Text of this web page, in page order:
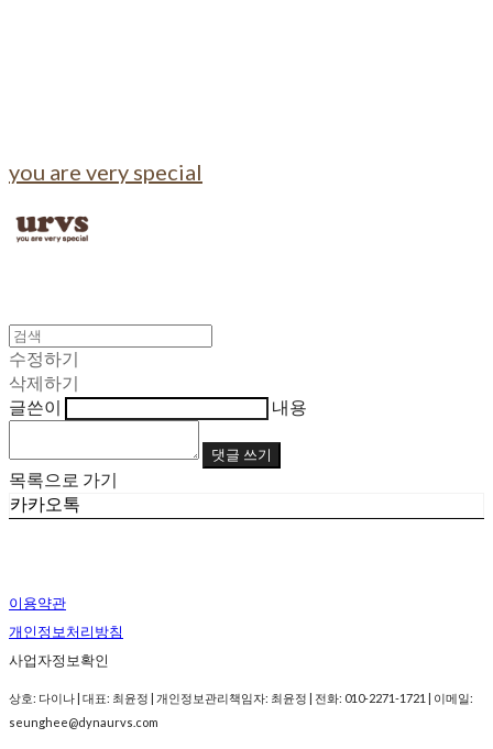
you are very special
수정하기
삭제하기
글쓴이
내용
댓글 쓰기
목록으로 가기
카카오톡
이용약관
개인정보처리방침
사업자정보확인
상호: 다이나 | 대표: 최윤정 | 개인정보관리책임자: 최윤정 | 전화: 010-2271-1721 | 이메일:
seunghee@dynaurvs.com